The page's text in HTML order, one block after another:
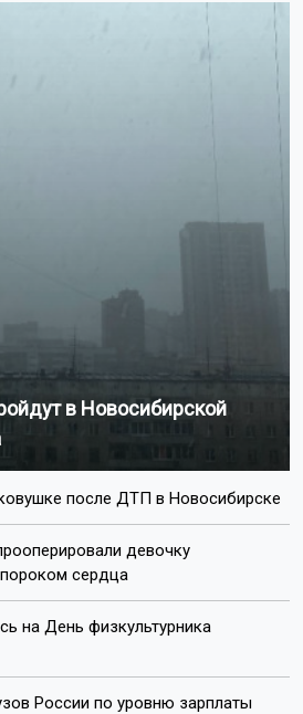
в Новосибирской
после ДТП в Новосибирске
девочку
сердца
на День физкультурника
России по уровню зарплаты